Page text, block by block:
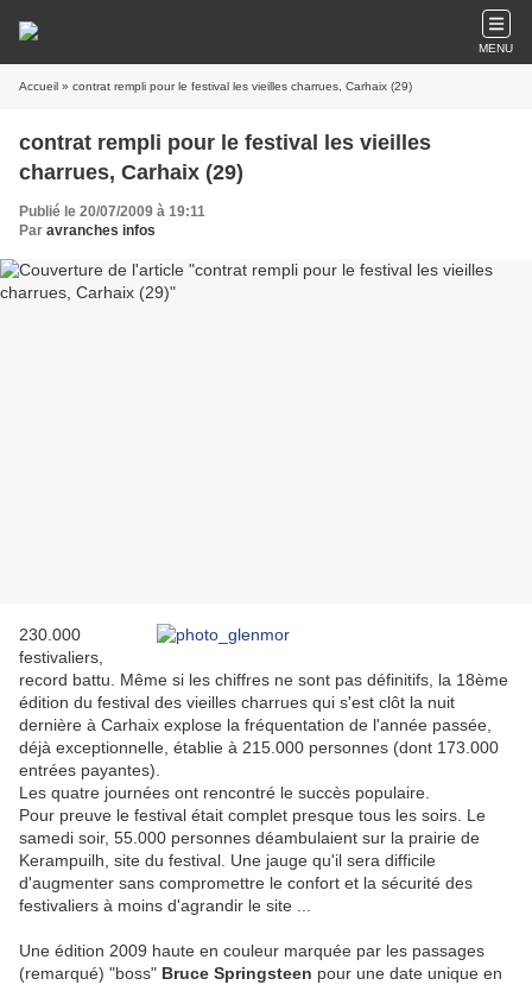
MENU
Accueil » contrat rempli pour le festival les vieilles charrues, Carhaix (29)
contrat rempli pour le festival les vieilles
charrues, Carhaix (29)
Publié le 20/07/2009 à 19:11
Par avranches infos
230.000
festivaliers,
record battu. Même si les chiffres ne sont pas définitifs, la 18ème
édition du festival des vieilles charrues qui s'est clôt la nuit
dernière à Carhaix explose la fréquentation de l'année passée,
déjà exceptionnelle, établie à 215.000 personnes (dont 173.000
entrées payantes).
Les quatre journées ont rencontré le succès populaire.
Pour preuve le festival était complet presque tous les soirs. Le
samedi soir, 55.000 personnes déambulaient sur la prairie de
Kerampuilh, site du festival. Une jauge qu'il sera difficile
d'augmenter sans compromettre le confort et la sécurité des
festivaliers à moins d'agrandir le site ...
Une édition 2009 haute en couleur marquée par les passages
(remarqué) "boss" Bruce Springsteen pour une date unique en